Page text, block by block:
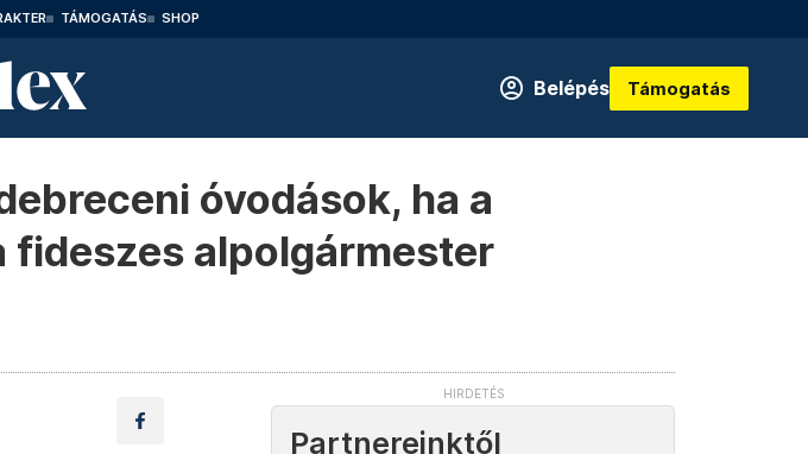
TÁMOGATÁS SHOP
Belépés Támogatás
óvodások, ha a
fideszes alpolgármester
Partnereinktől